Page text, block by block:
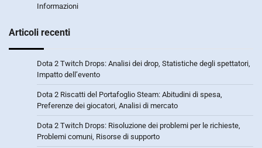
Informazioni
Articoli recenti
Dota 2 Twitch Drops: Analisi dei drop, Statistiche degli spettatori,
Impatto dell’evento
Dota 2 Riscatti del Portafoglio Steam: Abitudini di spesa,
Preferenze dei giocatori, Analisi di mercato
Dota 2 Twitch Drops: Risoluzione dei problemi per le richieste,
Problemi comuni, Risorse di supporto